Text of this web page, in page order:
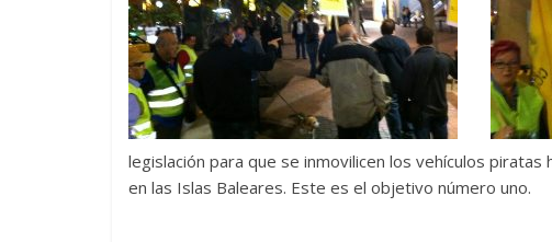
legislación para que se inmovilicen los vehículos
en las Islas Baleares. Este es el objetivo número uno.